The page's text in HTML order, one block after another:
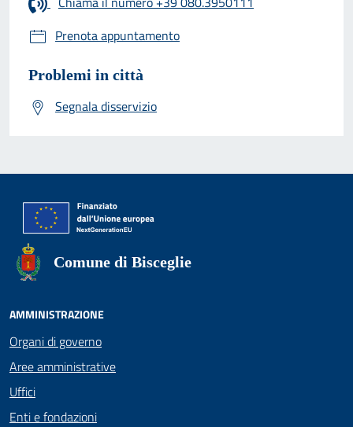
Prenota appuntamento
Problemi in città
Segnala disservizio
Comune di Bisceglie
AMMINISTRAZIONE
Organi di governo
Aree amministrative
Uffici
Enti e fondazioni